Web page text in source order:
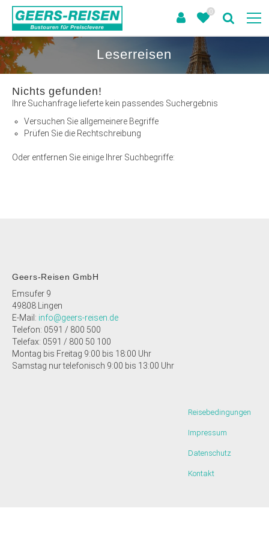
0
Leserreisen
Nichts gefunden!
Ihre Suchanfrage lieferte kein passendes Suchergebnis
Versuchen Sie allgemeinere Begriffe
Prüfen Sie die Rechtschreibung
Oder entfernen Sie einige Ihrer Suchbegriffe:
Geers-Reisen GmbH
Emsufer 9
49808 Lingen
E-Mail: info@geers-reisen.de
Telefon: 0591 / 800 500
Telefax: 0591 / 800 50 100
Montag bis Freitag 9:00 bis 18:00 Uhr
Samstag nur telefonisch 9:00 bis 13:00 Uhr
Reisebedingungen
Impressum
Datenschutz
Kontakt